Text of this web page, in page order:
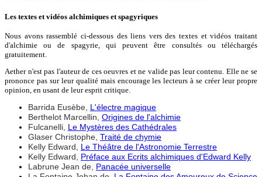
Les textes et vidéos alchimiques et spagyriques
Nous avons rassemblé ci-dessous des liens vers des textes et vidéos traitant
d'alchimie ou de spagyrie, qui peuvent être consultés ou téléchargés
gratuitement.
Aether n'est pas l'auteur de ces oeuvres et ne valide pas leur contenu. Elle ne se
prononce pas sur leur qualité mais encourage les lecteurs à se créer leur propre
opinion, en usant de leur esprit critique.
Barrida Eusèbe, L'électre magique
Berthelot Marcellin, Origines de l'alchimie
Fulcanelli, Le Mystères des Cathédrales
Glaser Christophe, Traité de chymie
Kelly Edward, Le Théâtre de l'Astronomie Terrestre
Kelly Edward, Préface aux Ecrits alchimiques d'Edward Kelly
Labrune Jean de, Panacée universelle